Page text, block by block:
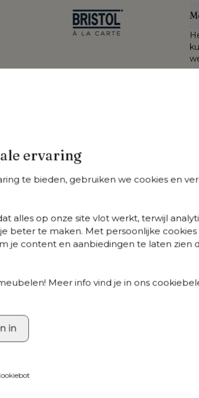
ervaring
te bieden, gebruiken we cookies en
alles op onze site vlot werkt, terwijl
beter te maken. Met persoonlijke cookies
je content en aanbiedingen te laten zien
Meer info vind je in ons
in
kussen ademend en
Tuintafelsets